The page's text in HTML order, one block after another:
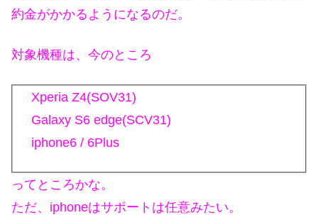
約金がかかるようになるのだ。
対象機種は、今のところ
Xperia Z4(SOV31)
Galaxy S6 edge(SCV31)
iphone6 / 6Plus
ってところかな。
ただ、iphoneはサポートは任意みたい。